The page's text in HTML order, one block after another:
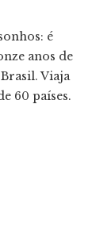
é
anos de
Viaja
60 países.